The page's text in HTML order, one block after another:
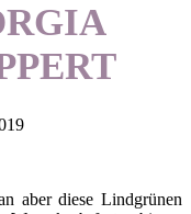
aber diese Lindgrünen